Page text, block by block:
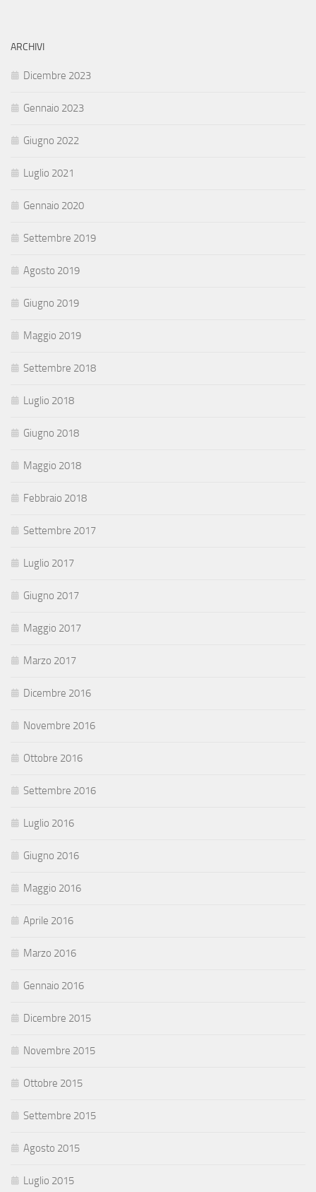
ARCHIVI
Dicembre 2023
Gennaio 2023
Giugno 2022
Luglio 2021
Gennaio 2020
Settembre 2019
Agosto 2019
Giugno 2019
Maggio 2019
Settembre 2018
Luglio 2018
Giugno 2018
Maggio 2018
Febbraio 2018
Settembre 2017
Luglio 2017
Giugno 2017
Maggio 2017
Marzo 2017
Dicembre 2016
Novembre 2016
Ottobre 2016
Settembre 2016
Luglio 2016
Giugno 2016
Maggio 2016
Aprile 2016
Marzo 2016
Gennaio 2016
Dicembre 2015
Novembre 2015
Ottobre 2015
Settembre 2015
Agosto 2015
Luglio 2015